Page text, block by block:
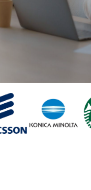
サルティ